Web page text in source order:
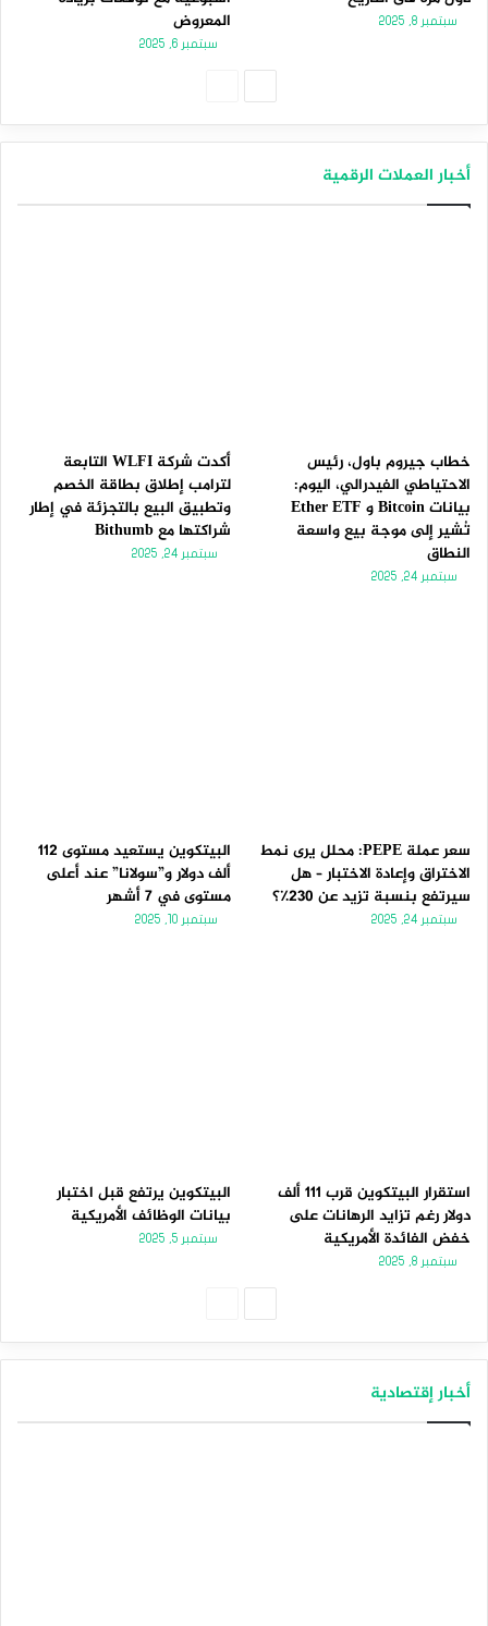
سبتمبر 8, 2025
المعروض
سبتمبر 6, 2025
أخبار العملات الرقمية
خطاب جيروم باول، رئيس
الاحتياطي الفيدرالي، اليوم:
بيانات Bitcoin و Ether ETF
تُشير إلى موجة بيع واسعة
النطاق
سبتمبر 24, 2025
أكدت شركة WLFI التابعة
لترامب إطلاق بطاقة الخصم
وتطبيق البيع بالتجزئة في إطار
شراكتها مع Bithumb
سبتمبر 24, 2025
سعر عملة PEPE: محلل يرى نمط
الاختراق وإعادة الاختبار – هل
سيرتفع بنسبة تزيد عن 230٪؟
سبتمبر 24, 2025
البيتكوين يستعيد مستوى 112
ألف دولار و”سولانا” عند أعلى
مستوى في 7 أشهر
سبتمبر 10, 2025
استقرار البيتكوين قرب 111 ألف
دولار رغم تزايد الرهانات على
خفض الفائدة الأمريكية
سبتمبر 8, 2025
البيتكوين يرتفع قبل اختبار
بيانات الوظائف الأمريكية
سبتمبر 5, 2025
أخبار إقتصادية